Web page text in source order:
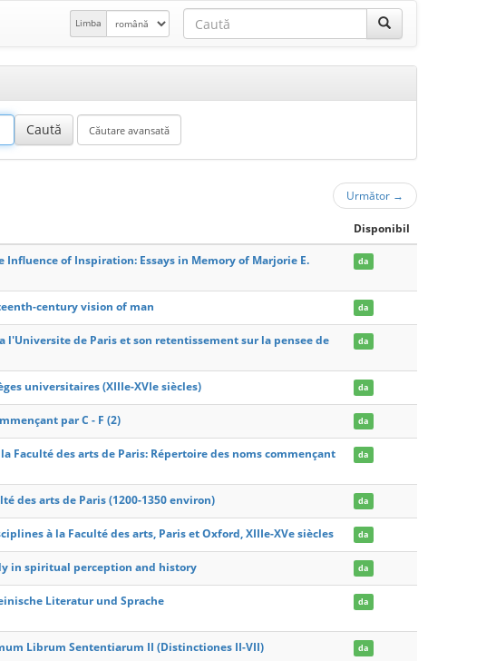
Limba
Următor →
Disponibil
Influence of Inspiration: Essays in Memory of Marjorie E.
da
century vision of man da
l'Universite de Paris et son retentissement sur la pensee de
da
universitaires (XIIIe-XVIe siècles) da
par C - F (2) da
Faculté des arts de Paris: Répertoire des noms commençant
da
des arts de Paris (1200-1350 environ) da
à la Faculté des arts, Paris et Oxford, XIIIe-XVe siècles da
in spiritual perception and history da
Literatur und Sprache da
Librum Sententiarum II (Distinctiones II-VII) da